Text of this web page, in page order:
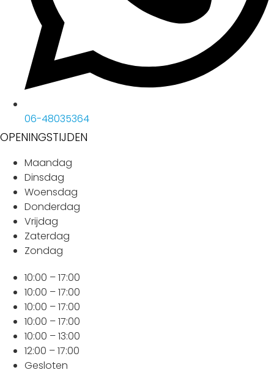
06-48035364
OPENINGSTIJDEN
Maandag
Dinsdag
Woensdag
Donderdag
Vrijdag
Zaterdag
Zondag
10:00 – 17:00
10:00 – 17:00
10:00 – 17:00
10:00 – 17:00
10:00 – 13:00
12:00 – 17:00
Gesloten